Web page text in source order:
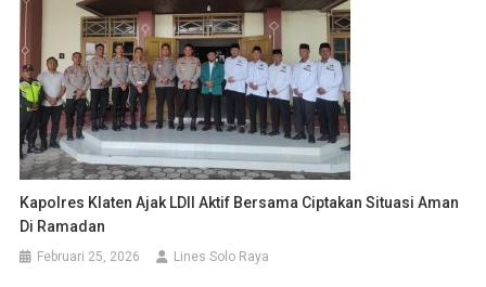
Kapolres Klaten Ajak LDII Aktif Bersama Ciptakan Situasi Aman
Di Ramadan
Februari 25, 2026 Lines Solo Raya